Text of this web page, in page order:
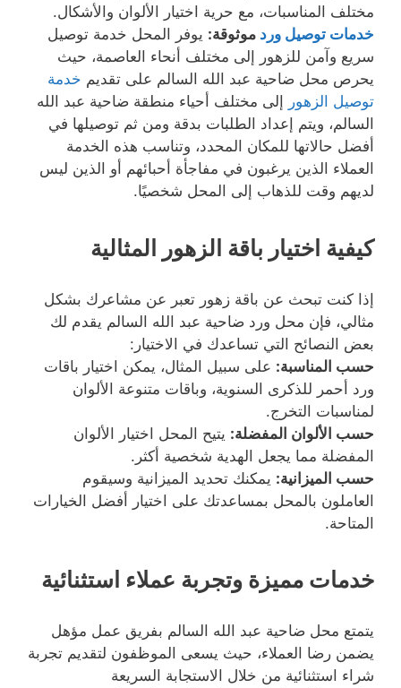
مختلف المناسبات، مع حرية اختيار الألوان والأشكال.
خدمات توصيل ورد موثوقة: يوفر المحل خدمة توصيل
سريع وآمن للزهور إلى مختلف أنحاء العاصمة، حيث
يحرص محل ضاحية عبد الله السالم على تقديم خدمة
توصيل الزهور
إلى مختلف أحياء منطقة ضاحية عبد الله
السالم، ويتم إعداد الطلبات بدقة ومن ثم توصيلها في
أفضل حالاتها للمكان المحدد، وتناسب هذه الخدمة
العملاء الذين يرغبون في مفاجأة أحبائهم أو الذين ليس
لديهم وقت للذهاب إلى المحل شخصيًا.
كيفية اختيار باقة الزهور المثالية
إذا كنت تبحث عن باقة زهور تعبر عن مشاعرك بشكل
مثالي، فإن محل ورد ضاحية عبد الله السالم يقدم لك
بعض النصائح التي تساعدك في الاختيار:
حسب المناسبة: على سبيل المثال، يمكن اختيار باقات
ورد أحمر للذكرى السنوية، وباقات متنوعة الألوان
لمناسبات التخرج.
حسب الألوان المفضلة: يتيح المحل اختيار الألوان
المفضلة مما يجعل الهدية شخصية أكثر.
حسب الميزانية: يمكنك تحديد الميزانية وسيقوم
العاملون بالمحل بمساعدتك على اختيار أفضل الخيارات
المتاحة.
خدمات مميزة وتجربة عملاء استثنائية
يتمتع محل ضاحية عبد الله السالم بفريق عمل مؤهل
يضمن رضا العملاء، حيث يسعى الموظفون لتقديم تجربة
شراء استثنائية من خلال الاستجابة السريعة